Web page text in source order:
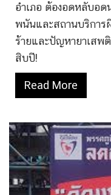
อำเภอ ต้องอดหลับอ
พนันและสถานบริการ
ร้ายและปัญหายาเสพ
สิบปี!
Read More